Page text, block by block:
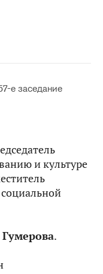
е заседание
и культуре
.